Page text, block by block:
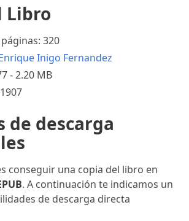
Libro
320
Inigo Fernandez
- 2.20 MB
de descarga
conseguir una copia del libro en
. A continuación te indicamos un
de descarga directa